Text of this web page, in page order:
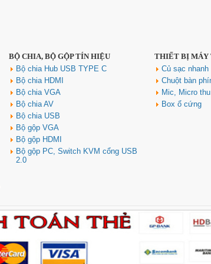
BỘ CHIA, BỘ GỘP TÍN HIỆU
Bộ chia Hub USB TYPE C
Bộ chia HDMI
Bộ chia VGA
Bộ chia AV
Bộ chia USB
Bộ gộp VGA
Bộ gộp HDMI
Bộ gộp PC, Switch KVM cổng USB
2.0
THIẾT BỊ MÁY
Củ sạc
Chuột bàn
Mic, Micro
Box ổ cứng